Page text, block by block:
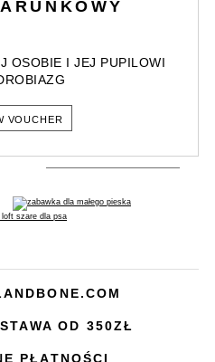
OSOBIE I JEJ PUPILOWI
VOUCHER
OD 350ZŁ
PŁATNOŚCI